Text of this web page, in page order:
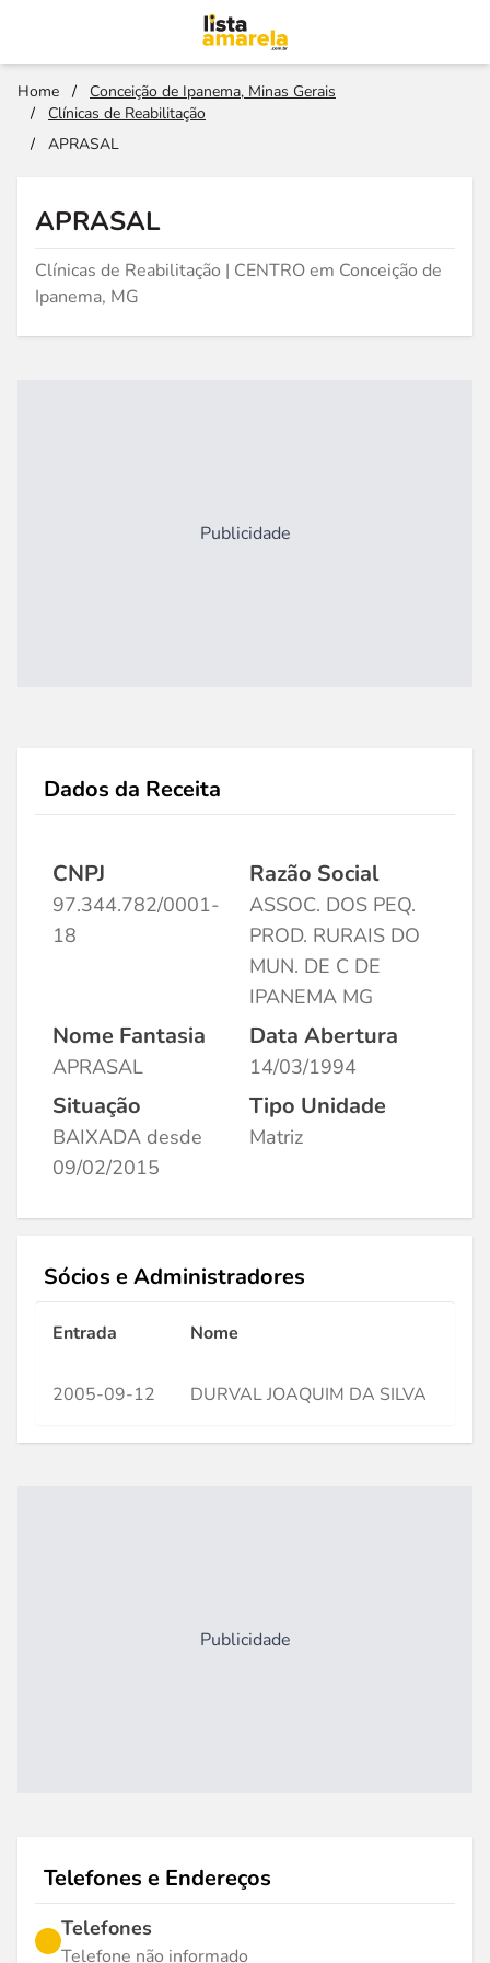
Home /
Conceição de Ipanema, Minas Gerais
/
Clínicas de Reabilitação
/
APRASAL
APRASAL
Clínicas de Reabilitação | CENTRO em Conceição de
Ipanema, MG
Publicidade
Dados da Receita
CNPJ
97.344.782/0001-
18
Razão Social
ASSOC. DOS PEQ.
PROD. RURAIS DO
MUN. DE C DE
IPANEMA MG
Nome Fantasia
APRASAL
Data Abertura
14/03/1994
Situação
BAIXADA desde
09/02/2015
Tipo Unidade
Matriz
Sócios e Administradores
Entrada Nome
2005-09-12 DURVAL JOAQUIM DA SILVA
Publicidade
Telefones e Endereços
Telefones
Telefone não informado